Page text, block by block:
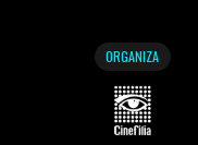
ORGANIZA